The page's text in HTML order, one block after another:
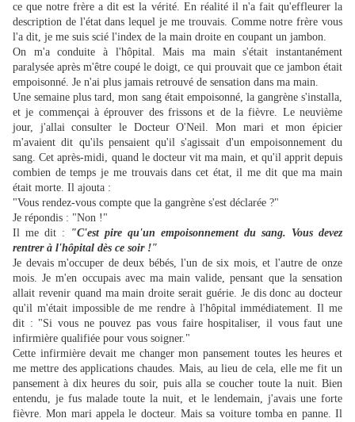
ce que notre frère a dit est la vérité. En réalité il n'a fait qu'effleurer la
description de l'état dans lequel je me trouvais. Comme notre frère vous
l'a dit, je me suis scié l'index de la main droite en coupant un jambon.
On m'a conduite à l'hôpital. Mais ma main s'était instantanément
paralysée après m'être coupé le doigt, ce qui prouvait que ce jambon était
empoisonné. Je n'ai plus jamais retrouvé de sensation dans ma main.
Une semaine plus tard, mon sang était empoisonné, la gangrène s'installa,
et je commençai à éprouver des frissons et de la fièvre. Le neuvième
jour, j'allai consulter le Docteur O'Neil. Mon mari et mon épicier
m'avaient dit qu'ils pensaient qu'il s'agissait d'un empoisonnement du
sang. Cet après-midi, quand le docteur vit ma main, et qu'il apprit depuis
combien de temps je me trouvais dans cet état, il me dit que ma main
était morte. Il ajouta :
"Vous rendez-vous compte que la gangrène s'est déclarée ?"
Je répondis : "Non !"
Il me dit : "C'est pire qu'un empoisonnement du sang. Vous devez
rentrer à l'hôpital dès ce soir !"
Je devais m'occuper de deux bébés, l'un de six mois, et l'autre de onze
mois. Je m'en occupais avec ma main valide, pensant que la sensation
allait revenir quand ma main droite serait guérie. Je dis donc au docteur
qu'il m'était impossible de me rendre à l'hôpital immédiatement. Il me
dit : "Si vous ne pouvez pas vous faire hospitaliser, il vous faut une
infirmière qualifiée pour vous soigner."
Cette infirmière devait me changer mon pansement toutes les heures et
me mettre des applications chaudes. Mais, au lieu de cela, elle me fit un
pansement à dix heures du soir, puis alla se coucher toute la nuit. Bien
entendu, je fus malade toute la nuit, et le lendemain, j'avais une forte
fièvre. Mon mari appela le docteur. Mais sa voiture tomba en panne. Il